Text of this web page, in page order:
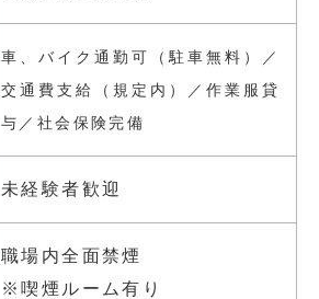
車、バイク通勤可（駐車無料）／
交通費支給（規定内）／作業服貸
与／社会保険完備
未経験者歓迎
職場内全面禁煙
※喫煙ルーム有り